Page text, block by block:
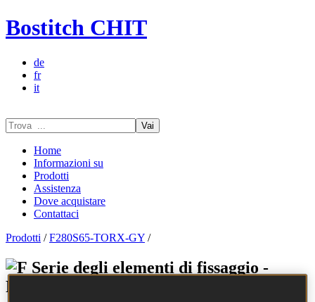
Bostitch CHIT
de
fr
it
Vai
Home
Informazioni su
Prodotti
Assistenza
Dove acquistare
Contattaci
Prodotti /F280S65-TORX-GY /
Serie degli elementi di fissaggio -
F280S65-TORX-GY